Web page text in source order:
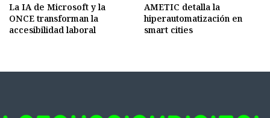
La IA de Microsoft y la
ONCE transforman la
accesibilidad laboral
AMETIC detalla la
hiperautomatización en
smart cities